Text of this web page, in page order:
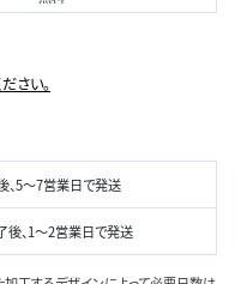
さい。
、5～7営業日で発送
後、1～2営業日で発送